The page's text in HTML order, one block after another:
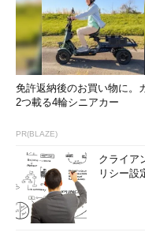
Zabbix Share
Monitoring and
Zabbixロードマップ
筆者の過去の発表資
免許返納後のお買い物に。
2つ載る4輪シニアカー
PR(BLAZE)
クライア
リシー設